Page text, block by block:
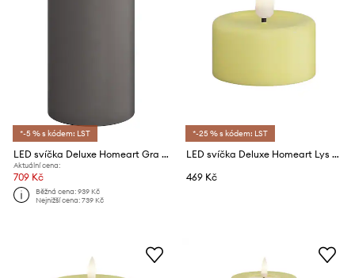
*-5 % s kódem: LST
LED svíčka Deluxe Homeart Gra Bloklys 10 x 20 cm
Aktuální cena:
709 Kč
Běžná cena:939 Kč
Nejnižší cena:739 Kč
*-25 % s kódem: LST
LED svíčka Deluxe Homeart Lys Gul Fyrfadslys 4 x 4,5cm 2-pack
469 Kč